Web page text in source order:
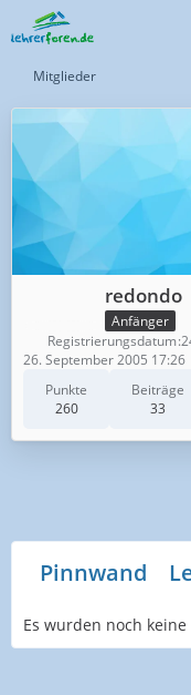
Mitglieder
redondo
Anfänger
Punkte
260
Beiträge
33
Registrierungsdatum
26. September 2005 17:26
Pinnwand
Es wurden noch